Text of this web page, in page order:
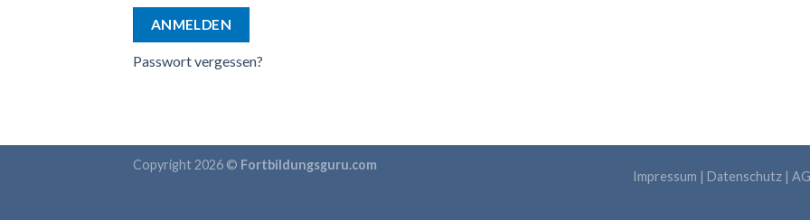
ANMELDEN
Passwort vergessen?
Impressum | Datenschutz |
Copyright 2026 © Fortbildungsguru.com